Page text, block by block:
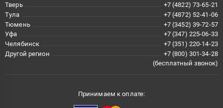
Тверь
+7 (4822) 73-65-21
Тула
+7 (4872) 52-41-06
Тюмень
+7 (3452) 39-72-57
Уфа
+7 (347) 225-06-33
Челябинск
+7 (351) 220-14-23
Другой регион
+7 (800) 301-34-28
(бесплатный звонок)
Принимаем к оплате: